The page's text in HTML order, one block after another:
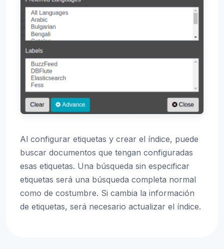
Al configurar etiquetas y crear el índice, puede
buscar documentos que tengan configuradas
esas etiquetas. Una búsqueda sin especificar
etiquetas será una búsqueda completa normal
como de costumbre. Si cambia la información
de etiquetas, será necesario actualizar el índice.